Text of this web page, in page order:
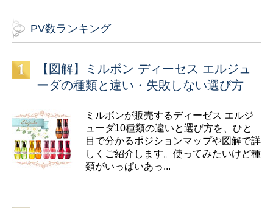
PV数ランキング
【図解】ミルボン ディーセス エルジュ
ーダの種類と違い・失敗しない選び方
ミルボンが販売するディーゼス エルジ
ューダ10種類の違いと選び方を、ひと
目で分かるポジションマップや図解で詳
しくご紹介します。使ってみたいけど種
類がいっぱいあっ...